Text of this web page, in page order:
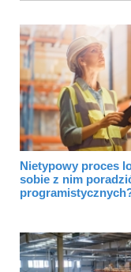
Nietypowy proces
sobie z nim